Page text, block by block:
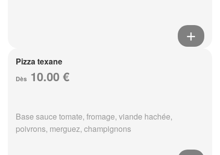
Pizza texane
Dès 10.00 €
Base sauce tomate, fromage, viande hachée,
poivrons, merguez, champignons